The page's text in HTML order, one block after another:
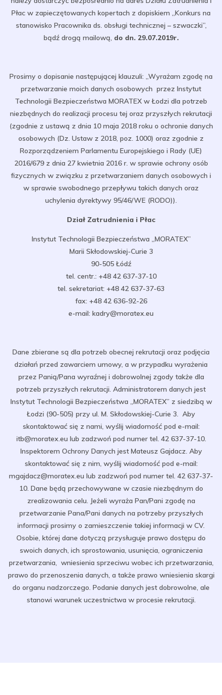
Płac w zapieczętowanych kopertach z dopiskiem „Konkurs na
stanowisko Pracownika ds. obsługi technicznej – szwaczki”,
bądź drogą mailową, do dn. 29.07.2019r.
Prosimy o dopisanie następującej klauzuli: „Wyrażam zgodę na
przetwarzanie moich danych osobowych przez Instytut
Technologii Bezpieczeństwa MORATEX w Łodzi dla potrzeb
niezbędnych do realizacji procesu tej oraz przyszłych rekrutacji
(zgodnie z ustawą z dnia 10 maja 2018 roku o ochronie danych
osobowych (Dz. Ustaw z 2018, poz. 1000) oraz zgodnie z
Rozporządzeniem Parlamentu Europejskiego i Rady (UE)
2016/679 z dnia 27 kwietnia 2016 r. w sprawie ochrony osób
fizycznych w związku z przetwarzaniem danych osobowych i
w sprawie swobodnego przepływu takich danych oraz
uchylenia dyrektywy 95/46/WE (RODO)).
Dział Zatrudnienia i Płac
Instytut Technologii Bezpieczeństwa „MORATEX”
Marii Skłodowskiej-Curie 3
90-505 Łódź
tel. centr.: +48 42 637-37-10
tel. sekretariat: +48 42 637-37-63
fax: +48 42 636-92-26
e-mail: kadry@moratex.eu
Dane zbierane są dla potrzeb obecnej rekrutacji oraz podjęcia
działań przed zawarciem umowy, a w przypadku wyrażenia
przez Panią/Pana wyraźnej i dobrowolnej zgody także dla
potrzeb przyszłych rekrutacji. Administratorem danych jest
Instytut Technologii Bezpieczeństwa „MORATEX” z siedzibą w
Łodzi (90-505) przy ul. M. Skłodowskiej-Curie 3. Aby
skontaktować się z nami, wyślij wiadomość pod e-mail:
itb@moratex.eu lub zadzwoń pod numer tel. 42 637-37-10.
Inspektorem Ochrony Danych jest Mateusz Gajdacz. Aby
skontaktować się z nim, wyślij wiadomość pod e-mail:
mgajdacz@moratex.eu lub zadzwoń pod numer tel. 42 637-37-
10. Dane będą przechowywane w czasie niezbędnym do
zrealizowania celu. Jeżeli wyraża Pan/Pani zgodę na
przetwarzanie Pana/Pani danych na potrzeby przyszłych
informacji prosimy o zamieszczenie takiej informacji w CV.
Osobie, której dane dotyczą przysługuje prawo dostępu do
swoich danych, ich sprostowania, usunięcia, ograniczenia
przetwarzania, wniesienia sprzeciwu wobec ich przetwarzania,
prawo do przenoszenia danych, a także prawo wniesienia skargi
do organu nadzorczego. Podanie danych jest dobrowolne, ale
stanowi warunek uczestnictwa w procesie rekrutacji.